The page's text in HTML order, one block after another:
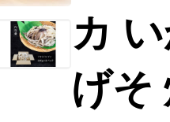
カ
げそ